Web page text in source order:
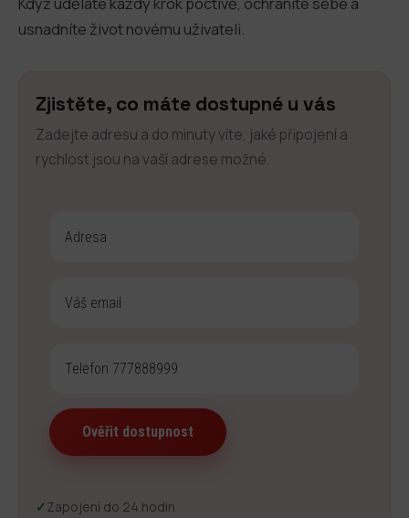
usnadníte život novému uživateli.
Zjistěte, co máte dostupné u vás
Zadejte adresu a do minuty víte, jaké připojení a
rychlost jsou na vaší adrese možné.
✓Zapojení do 24 hodin